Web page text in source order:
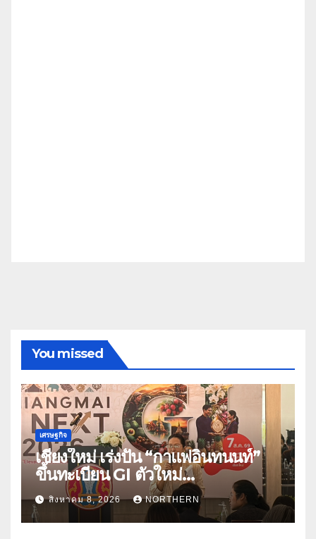
You missed
เศรษฐกิจ
เชียงใหม่ เร่งปั้น “กาแฟอินทนนท์”
ขึ้นทะเบียน GI ตัวใหม่
“CHIANGMAI GI NEXT 2026”
ติดอาวุธผู้ประกอบการ 100 ราย ดัน
สินค้าอัตลักษณ์สู่ตลาดพรีเมียม
สิงหาคม 8, 2026 NORTHERN